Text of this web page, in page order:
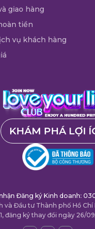
giao hàng
tiền
vụ khách hàng
KHÁM PHÁ LỢI
Đăng ký Kinh doanh:
và Đầu tư Thành phố Hồ Chí
đăng ký thay đổi ngày 26/